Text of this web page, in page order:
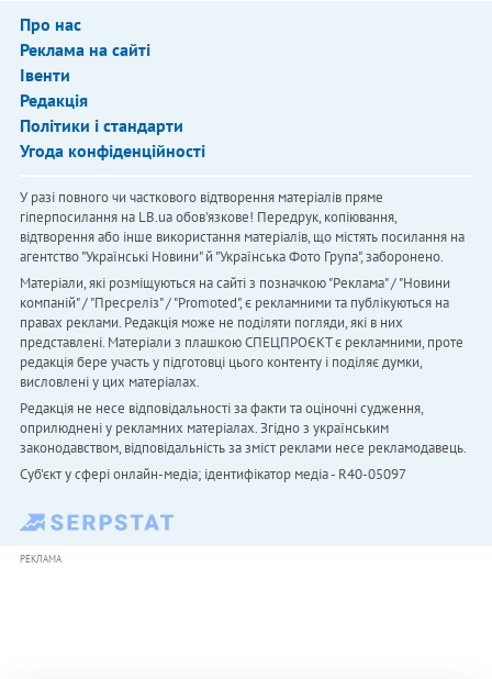
Про нас
Реклама на сайті
Івенти
Редакція
Політики і стандарти
Угода конфіденційності
У разі повного чи часткового відтворення матеріалів пряме
гіперпосилання на LB.ua обов'язкове! Передрук, копіювання,
відтворення або інше використання матеріалів, що містять посилання на
агентство "Українськi Новини" й "Українська Фото Група", заборонено.
Матеріали, які розміщуються на сайті з позначкою "Реклама" / "Новини
компаній" / "Пресреліз" / "Promoted", є рекламними та публікуються на
правах реклами. Редакція може не поділяти погляди, які в них
представлені. Матеріали з плашкою СПЕЦПРОЄКТ є рекламними, проте
редакція бере участь у підготовці цього контенту і поділяє думки,
висловлені у цих матеріалах.
Редакція не несе відповідальності за факти та оціночні судження,
оприлюднені у рекламних матеріалах. Згідно з українським
законодавством, відповідальність за зміст реклами несе рекламодавець.
Cуб'єкт у сфері онлайн-медіа; ідентифікатор медіа - R40-05097
РЕКЛАМА